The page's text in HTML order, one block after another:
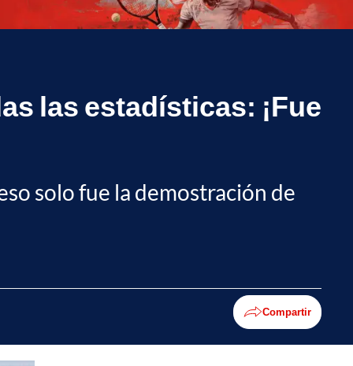
las estadísticas: ¡Fue
solo fue la demostración de
Compartir